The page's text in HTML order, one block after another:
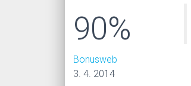
90%
Bonusweb
3. 4. 2014